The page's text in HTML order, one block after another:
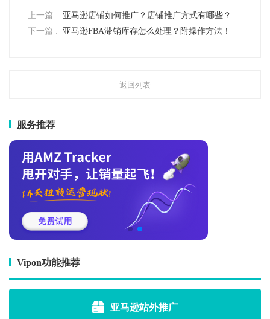
上一篇 :
亚马逊店铺如何推广？店铺推广方式有哪些？
下一篇 :
亚马逊FBA滞销库存怎么处理？附操作方法！
返回列表
服务推荐
Vipon功能推荐
亚马逊站外推广